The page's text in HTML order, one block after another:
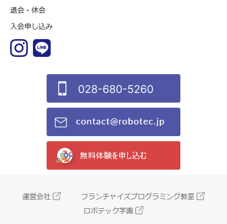
退会・休会
入会申し込み
運営会社
フランチャイズプログラミング教室
ロボテック学園